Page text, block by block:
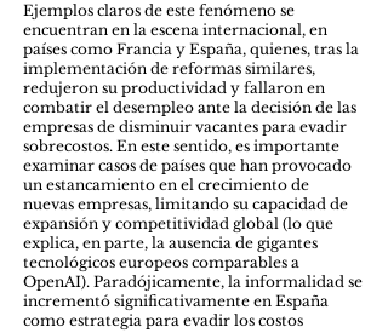
Ejemplos claros de este fenómeno se
encuentran en la escena internacional, en
países como Francia y España, quienes, tras la
implementación de reformas similares,
redujeron su productividad y fallaron en
combatir el desempleo ante la decisión de las
empresas de disminuir vacantes para evadir
sobrecostos. En este sentido, es importante
examinar casos de países que han provocado
un estancamiento en el crecimiento de
nuevas empresas, limitando su capacidad de
expansión y competitividad global (lo que
explica, en parte, la ausencia de gigantes
tecnológicos europeos comparables a
OpenAI). Paradójicamente, la informalidad se
incrementó significativamente en España
como estrategia para evadir los costos